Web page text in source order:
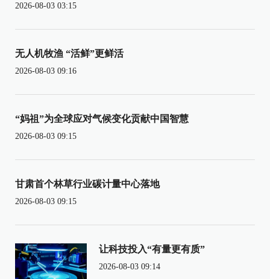
2026-08-03 03:15
无人机牧渔 “活鲜”更鲜活
2026-08-03 09:16
“妈祖”为全球应对气候变化贡献中国智慧
2026-08-03 09:15
甘肃首个林草行业碳计量中心落地
2026-08-03 09:15
让科技投入“有量更有质”
2026-08-03 09:14